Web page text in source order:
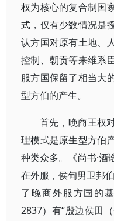
权为核心的复合制国
式，仅有少数情况是
认方国对原有土地、
控制、朝贡等来维系
服方国保留了相当大
型方伯的产生。
首先，晚商王权
理模式是原生型方伯
种类众多。《尚书·
在外服，侯甸男卫邦
了晚商外服方国的
2837）有“殷边侯田